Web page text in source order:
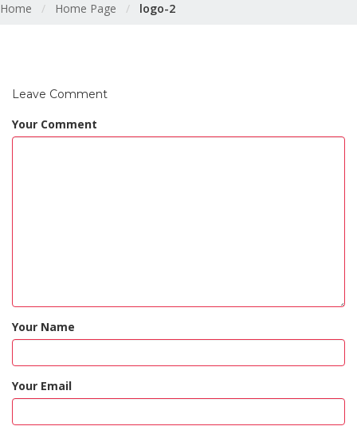
Home / Home Page / logo-2
Leave Comment
Your Comment
Your Name
Your Email